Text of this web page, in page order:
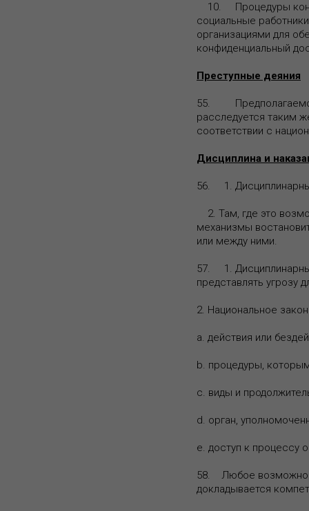
10. Процедуры
социальные
организациями для
конфиденциальный
Преступные деяния
55. Предполагаемое
расследуется таким
соответствии с
Дисциплина и
56. 1.
2. Там, где это
механизмы
или между ними.
57. 1.
представлять угрозу
2. Национальное
a. действия или
b. процедуры,
c. виды и
d. орган,
e. доступ к процессу
58. Любое возможное
докладывается